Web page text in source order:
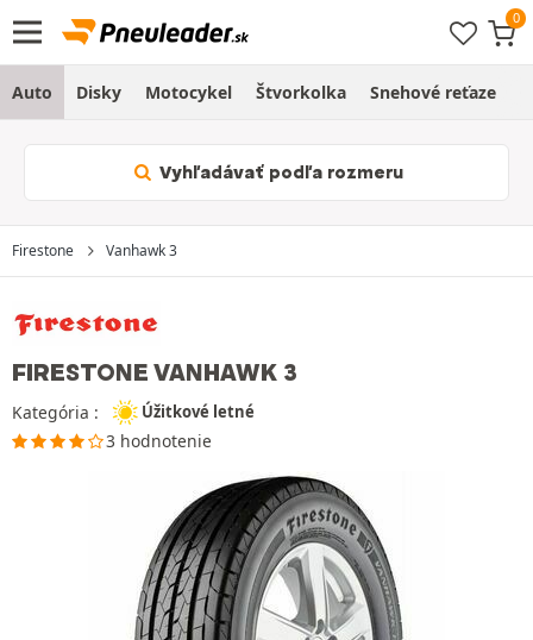
Auto Disky Motocykel Štvorkolka Snehové reťaze
Vyhľadávať podľa rozmeru
Firestone Vanhawk 3
FIRESTONE VANHAWK 3
Kategória : Úžitkové letné
3 hodnotenie